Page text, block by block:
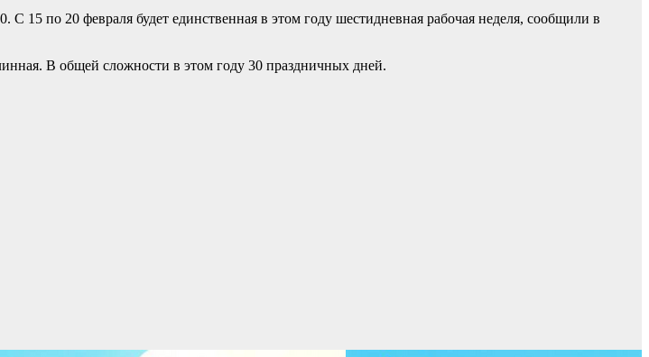
15 по 20 февраля будет единственная в этом году шестидневная рабочая неделя, сообщили в
В общей сложности в этом году 30 праздничных дней.